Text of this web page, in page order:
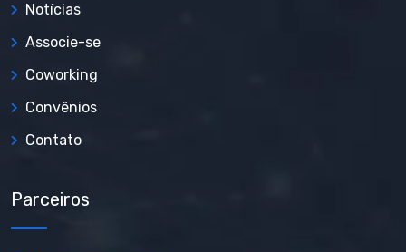
Notícias
Associe-se
Coworking
Convênios
Contato
Parceiros